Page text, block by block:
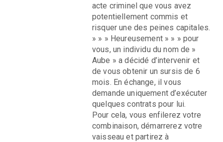
acte criminel que vous avez
potentiellement commis et
risquer une des peines capitales.
» » » Heureusement » » » pour
vous, un individu du nom de »
Aube » a décidé d’intervenir et
de vous obtenir un sursis de 6
mois. En échange, il vous
demande uniquement d’exécuter
quelques contrats pour lui.
Pour cela, vous enfilerez votre
combinaison, démarrerez votre
vaisseau et partirez à